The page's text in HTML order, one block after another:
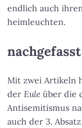
endlich auch
heimleuchten.
Mit zwei Artikeln
der Eule über die
Antisemitismus
auch der 3.